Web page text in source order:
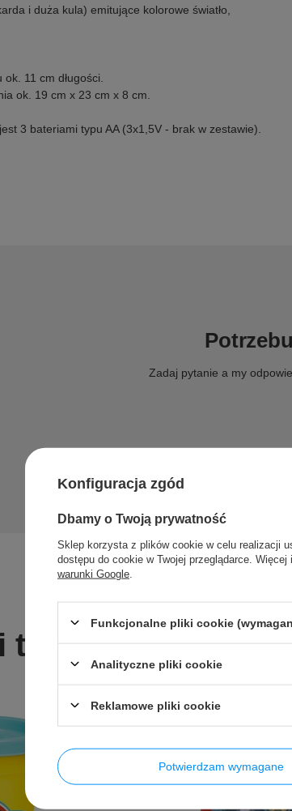
i duża kula) emitujące kolorowe światło,
11 cm długości.
ok. 19 cm x 23 cm x 8 cm.
3 bateriami typu AA (3x1,5V - brak w zestawie).
Zadaj pytanie a my
...
Konfiguracja zgód
Dbamy o Twoją prywatność
Sklep korzysta z plików cookie w celu realizacji
dostępu do cookie w Twojej przeglądarce.
warunki Google
Funkcjonalne pliki cookie
Analityczne pliki cookie
Reklamowe pliki cookie
Potwierdzam wymagane